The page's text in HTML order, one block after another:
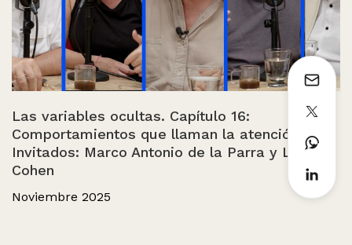
Las variables ocultas. Capítulo 16:
Comportamientos que llaman la atención.
Invitados: Marco Antonio de la Parra y León
Cohen
Noviembre 2025